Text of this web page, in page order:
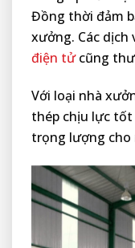
Đồng thời đảm
xưởng. Các dịch
điện tửcũng
Với loại nhà
thép chịu lực tốt
trọng lượng cho